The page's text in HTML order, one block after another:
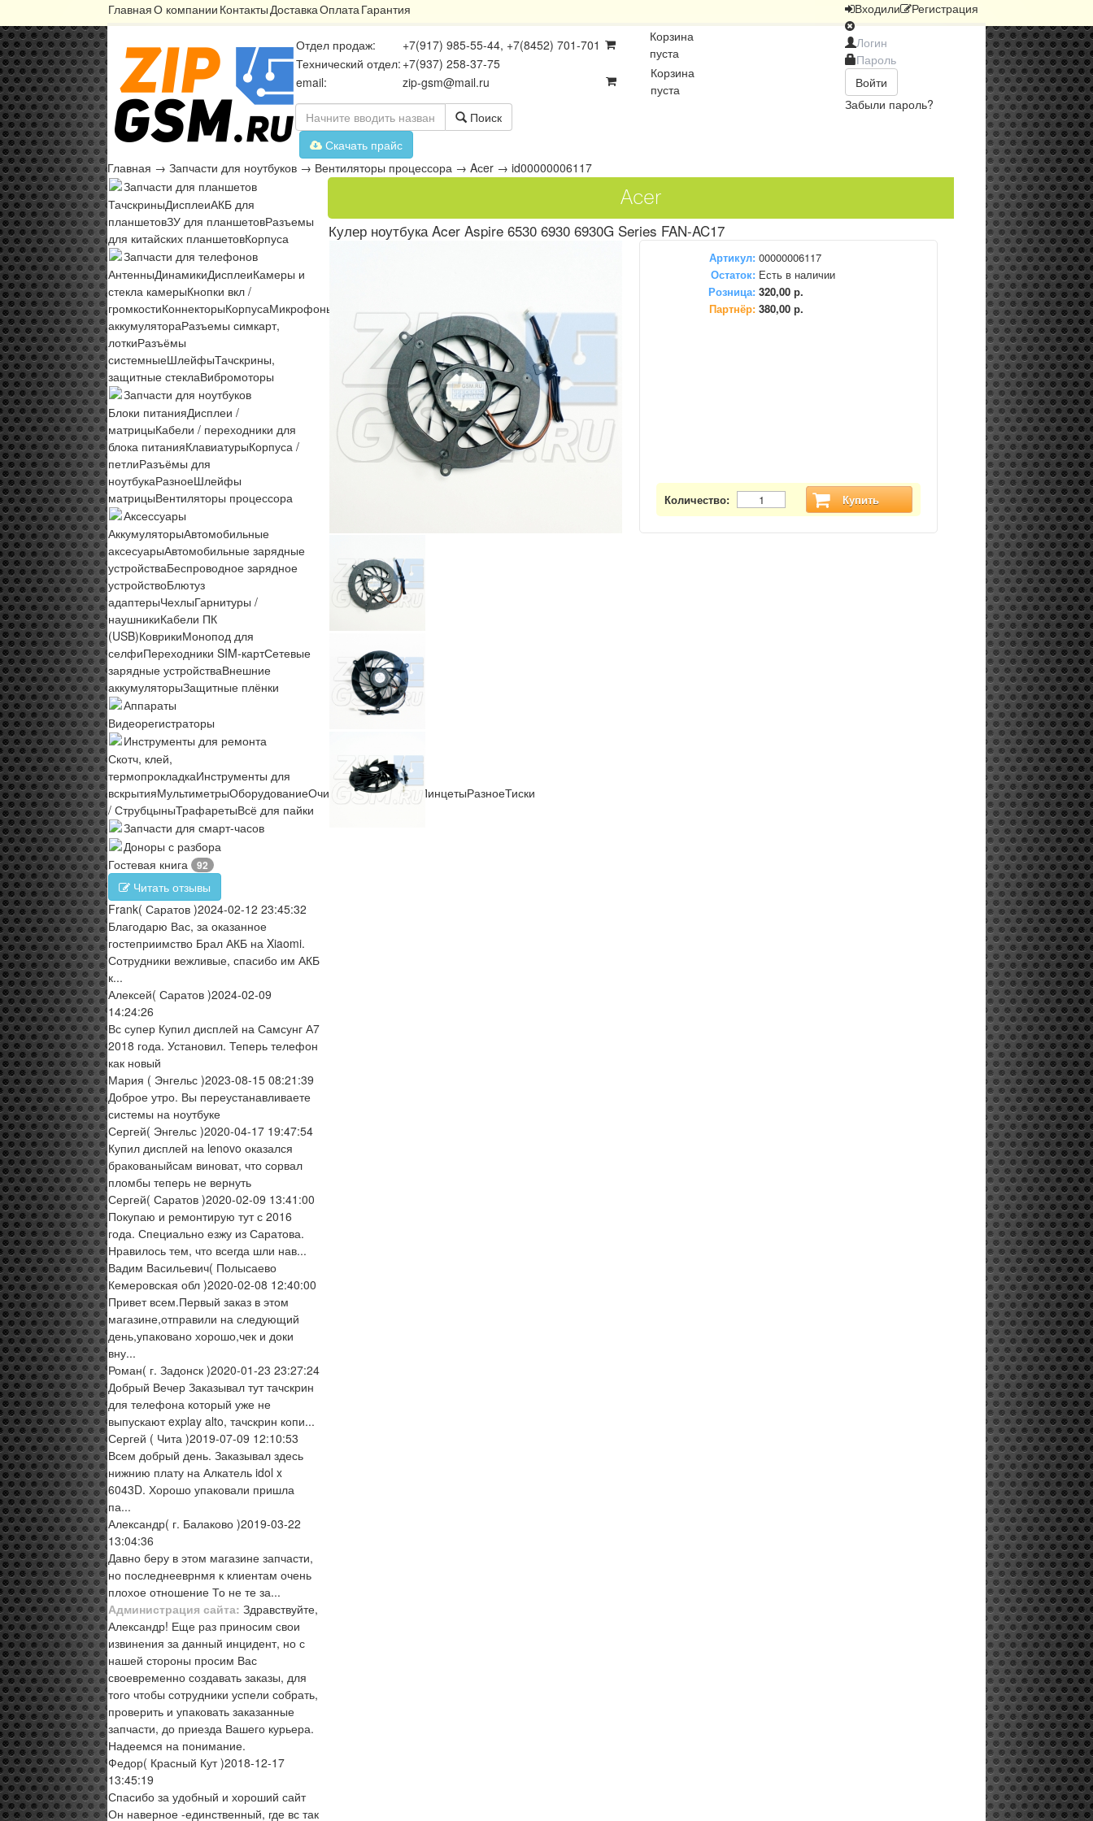
ГлавнаяО компании КонтактыДоставкаОплатаГарантия Входили Регистрация
Войти
Забыли пароль?
Отдел продаж:
+7(917) 985-55-44, +7(8452) 701-701
Технический отдел: +7(937) 258-37-75
email:
zip-gsm@mail.ru
Корзина
пуста
Корзина
пуста
Поиск
Скачать прайс
Главная → Запчасти для ноутбуков → Вентиляторы процессора → Aсer → id00000006117
Запчасти для планшетов
ТачскриныДисплеиАКБ для
планшетовЗУ для планшетовРазъемы
для китайских планшетовКорпуса
Запчасти для телефонов
АнтенныДинамикиДисплеиКамеры и
стекла камерыКнопки вкл /
громкостиКоннекторыКорпусаМикрофоны
аккумулятораРазъемы симкарт,
лоткиРазъёмы
системныеШлейфыТачскрины,
защитные стеклаВибромоторы
Запчасти для ноутбуков
Блоки питанияДисплеи /
матрицыКабели / переходники для
блока питанияКлавиатурыКорпуса /
петлиРазъёмы для
ноутбукаРазноеШлейфы
матрицыВентиляторы процессора
Аксессуары
АккумуляторыАвтомобильные
аксесуарыАвтомобильные зарядные
устройстваБеспроводное зарядное
устройствоБлютуз
адаптерыЧехлыГарнитуры /
наушникиКабели ПК
(USB)КоврикиМонопод для
селфиПереходники SIM-картСетевые
зарядные устройстваВнешние
аккумуляторыЗащитные плёнки
Аппараты
Видеорегистраторы
Инструменты для ремонта
Скотч, клей,
термопрокладкаИнструменты для
вскрытияМультиметрыОборудованиеОчистителиОтвертки ПинцетыРазноеТиски
/ СтрубцыныТрафаретыВсё для пайки
Запчасти для смарт-часов
Доноры с разбора
Гостевая книга
92
Читать отзывы
Frank( Саратов )2024-02-12 23:45:32
Благодарю Вас, за оказанное
гостеприимство Брал АКБ на Xiaomi.
Сотрудники вежливые, спасибо им АКБ
к...
Алексей( Саратов )2024-02-09
14:24:26
Вс супер Купил дисплей на Самсунг А7
2018 года. Установил. Теперь телефон
как новый
Мария ( Энгельс )2023-08-15 08:21:39
Доброе утро. Вы переустанавливаете
системы на ноутбуке
Сергей( Энгельс )2020-04-17 19:47:54
Купил дисплей на lenovo оказался
бракованыйсам виноват, что сорвал
пломбы теперь не вернуть
Сергей( Саратов )2020-02-09 13:41:00
Покупаю и ремонтирую тут с 2016
года. Специально езжу из Саратова.
Нравилось тем, что всегда шли нав...
Вадим Васильевич( Полысаево
Кемеровская обл )2020-02-08 12:40:00
Привет всем.Первый заказ в этом
магазине,отправили на следующий
день,упаковано хорошо,чек и доки
вну...
Роман( г. Задонск )2020-01-23 23:27:24
Добрый Вечер Заказывал тут тачскрин
для телефона который уже не
выпускают explay alto, тачскрин копи...
Сергей ( Чита )2019-07-09 12:10:53
Всем добрый день. Заказывал здесь
нижнию плату на Алкатель idol x
6043D. Хорошо упаковали пришла
па...
Александр( г. Балаково )2019-03-22
13:04:36
Давно беру в этом магазине запчасти,
но последнееврнмя к клиентам очень
плохое отношение То не те за...
Администрация сайта: Здравствуйте,
Александр! Еще раз приносим свои
извинения за данный инцидент, но с
нашей стороны просим Вас
своевременно создавать заказы, для
того чтобы сотрудники успели собрать,
проверить и упаковать заказанные
запчасти, до приезда Вашего курьера.
Надеемся на понимание.
Федор( Красный Кут )2018-12-17
13:45:19
Спасибо за удобный и хороший сайт
Он наверное -единственный, где вс так
Aсer
Кулер ноутбука Acer Aspire 6530 6930 6930G Series FAN-AC17
Артикул: 00000006117
Остаток: Есть в наличии
Розница: 320,00 р.
Партнёр: 380,00 р.
Количество: Купить